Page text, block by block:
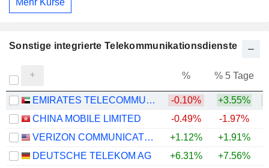
Mehr Kurse
Sonstige integrierte Telekommunikationsdienste
% % 5 Tage
EMIRATES TELECOMMUNICATIONS GROUP COMPANY -0.10% +3.55%
CHINA MOBILE LIMITED
-0.49% -1.97%
VERIZON COMMUNICATIONS, INC.
+1.12% +1.91%
DEUTSCHE TELEKOM AG
+6.31% +7.56%